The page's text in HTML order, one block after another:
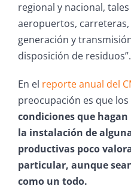
regional y nacional,
aeropuertos,
generación y
disposición de residuos”.
En el reporte anual del
preocupación es que los
condiciones que
la instalación de
productivas poco
particular, aunque
como un todo.